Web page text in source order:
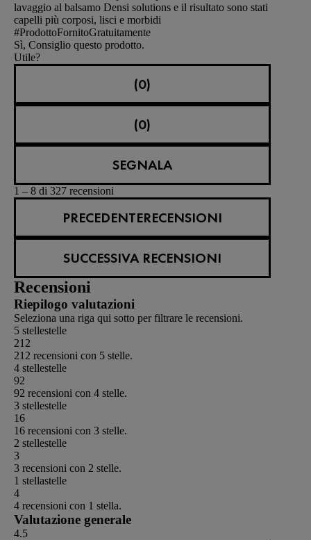
lavaggio al balsamo Densi solutions e il risultato sono stati
capelli più corposi, lisci e morbidi
#ProdottoFornitoGratuitamente
Sì, Consiglio questo prodotto.
Utile?
(0)
(0)
SEGNALA
1 – 8 di 327 recensioni
PRECEDENTERECENSIONI
SUCCESSIVA RECENSIONI
Recensioni
Riepilogo valutazioni
Seleziona una riga qui sotto per filtrare le recensioni.
5 stellestelle
212
212 recensioni con 5 stelle.
4 stellestelle
92
92 recensioni con 4 stelle.
3 stellestelle
16
16 recensioni con 3 stelle.
2 stellestelle
3
3 recensioni con 2 stelle.
1 stellastelle
4
4 recensioni con 1 stella.
Valutazione generale
4.5